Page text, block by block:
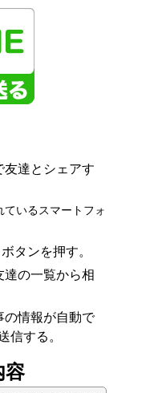
友達とシェアす
ているスマートフォ
タンを押す。
の一覧から相
の情報が自動で
信する。
容